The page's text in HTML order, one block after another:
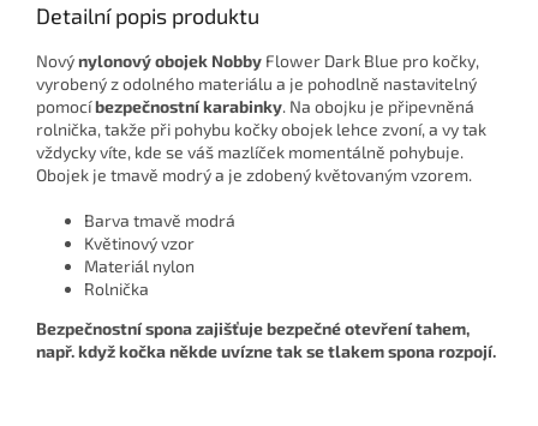
Detailní popis produktu
Novýnylonový obojek Nobby Flower Dark Blue pro kočky,
vyrobený z odolného materiálu a je pohodlně nastavitelný
pomocíbezpečnostní karabinky. Na obojku je připevněná
rolnička, takže při pohybu kočky obojek lehce zvoní, a vy tak
vždycky víte, kde se váš mazlíček momentálně pohybuje.
Obojek je tmavě modrý a je zdobený květovaným vzorem.
Barva tmavě modrá
Květinový vzor
Materiál nylon
Rolnička
Bezpečnostní spona zajišťuje bezpečné otevření tahem,
např. když kočka někde uvízne tak se tlakem spona rozpojí.